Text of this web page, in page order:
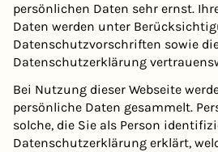
persönlichen Daten sehr ernst.
Daten werden unter
Datenschutzvorschriften sowie
Datenschutzerklärung
Bei Nutzung dieser Webseite
persönliche Daten gesammelt.
solche, die Sie als Person
Datenschutzerklärung erklärt,